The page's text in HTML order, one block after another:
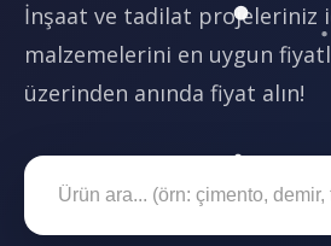
İnşaat ve tadilat projeleriniz
malzemelerini en uygun
üzerinden anında fiyat alın!